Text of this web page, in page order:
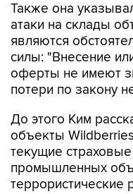
Также она
атаки на склады
являются
силы: "Внесение
оферты не имеют
потери по закону
До этого Ким
объекты
текущие
промышленных
террористические